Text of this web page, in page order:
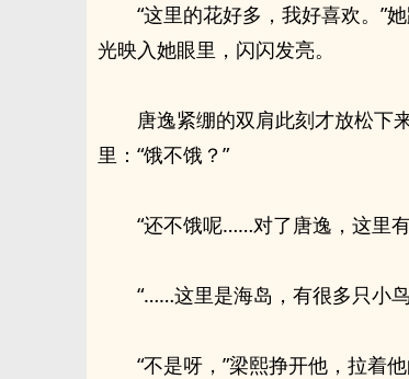
“这里的花好多，我好喜欢。”
光映入她眼里，闪闪发亮。
唐逸紧绷的双肩此刻才放松下
里：“饿不饿？”
“还不饿呢……对了唐逸，这里
“……这里是海岛，有很多只小
“不是呀，”梁熙挣开他，拉着